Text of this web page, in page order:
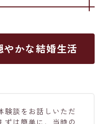
かな結婚生活
験談をお話しいただ